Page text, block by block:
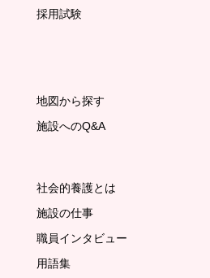
採用試験
地図から探す
施設へのQ&A
社会的養護とは
施設の仕事
職員インタビュー
用語集